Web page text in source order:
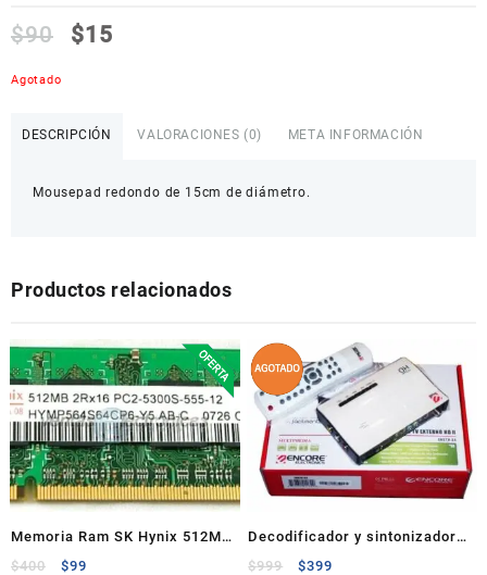
$90 $15
Agotado
DESCRIPCIÓN VALORACIONES (0) META INFORMACIÓN
Mousepad redondo de 15cm de diámetro.
Productos relacionados
Memoria Ram SK Hynix 512MB
DDR2 533MHZ Para Laptop
$400 $99
Decodificador y sintonizador
de TV Externo de Alta
$999 $399